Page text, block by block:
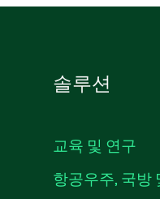
솔루션
교육 및 연구
항공우주, 국방